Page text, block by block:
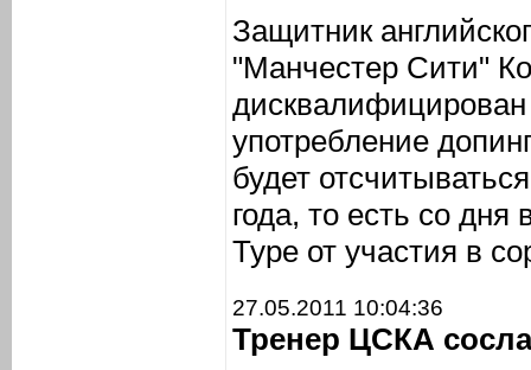
Защитник
"Манчестер Сити"
дисквалифицирован
употребление
будет
года, то есть со дня
Туре от участия в
27.05.2011 10:04:36
Тренер ЦСКА